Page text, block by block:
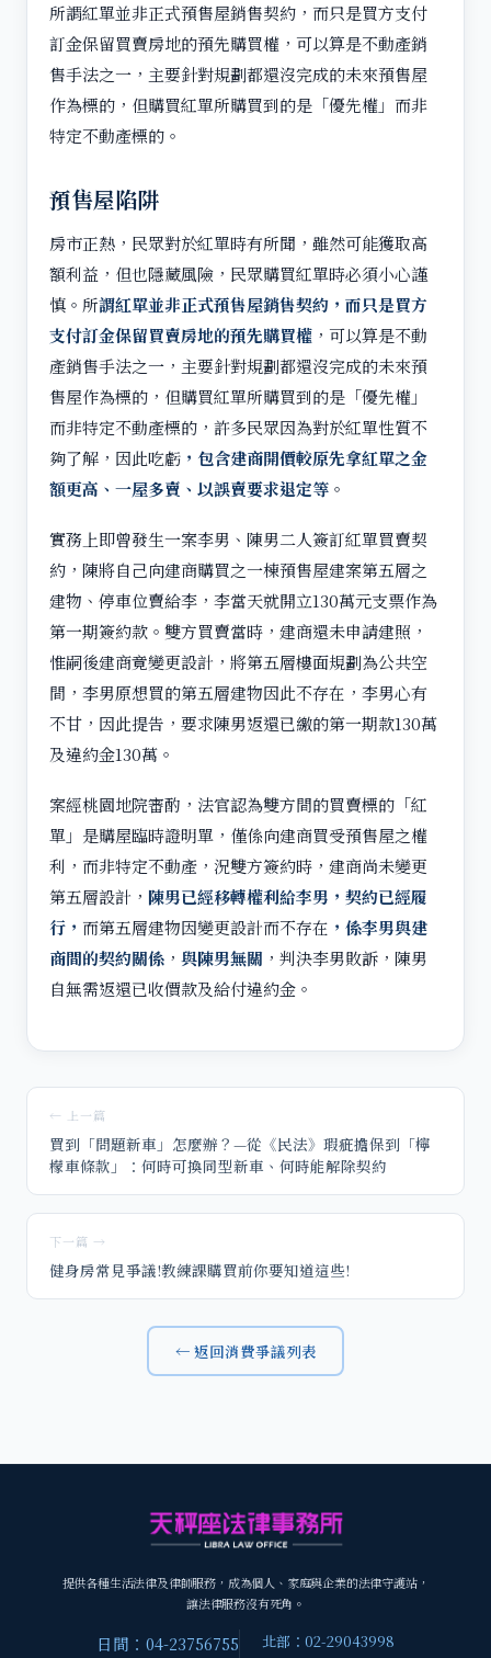
所謂紅單並非正式預售屋銷售契約，而只是買方支付
訂金保留買賣房地的預先購買權，可以算是不動產銷
售手法之一，主要針對規劃都還沒完成的未來預售屋
作為標的，但購買紅單所購買到的是「優先權」而非
特定不動產標的。
預售屋陷阱
房市正熱，民眾對於紅單時有所聞，雖然可能獲取高
額利益，但也隱藏風險，民眾購買紅單時必須小心謹
慎。所謂紅單並非正式預售屋銷售契約，而只是買方
支付訂金保留買賣房地的預先購買權 ，可以算是不動
產銷售手法之一，主要針對規劃都還沒完成的未來預
售屋作為標的，但購買紅單所購買到的是「優先權」
而非特定不動產標的，許多民眾因為對於紅單性質不
夠了解，因此吃虧 ，包含建商開價較原先拿紅單之金
額更高、一屋多賣、以誤賣要求退定等 。
實務上即曾發生一案李男、陳男二人簽訂紅單買賣契
約，陳將自己向建商購買之一棟預售屋建案第五層之
建物、停車位賣給李，李當天就開立130萬元支票作為
第一期簽約款。雙方買賣當時，建商還未申請建照，
惟嗣後建商竟變更設計，將第五層樓面規劃為公共空
間，李男原想買的第五層建物因此不存在，李男心有
不甘，因此提告，要求陳男返還已繳的第一期款130萬
及違約金130萬。
案經桃園地院審酌，法官認為雙方間的買賣標的「紅
單」是購屋臨時證明單，僅係向建商買受預售屋之權
利，而非特定不動產，況雙方簽約時，建商尚未變更
第五層設計， 陳男已經移轉權利給李男，契約已經履
行， 而第五層建物因變更設計而不存在 ，係李男與建
商間的契約關係 ， 與陳男無關 ，判決李男敗訴，陳男
自無需返還已收價款及給付違約金。
← 上一篇
買到「問題新車」怎麼辦？—從《民法》瑕疵擔保到「檸
檬車條款」：何時可換同型新車、何時能解除契約
下一篇 →
健身房常見爭議!教練課購買前你要知道這些!
← 返回消費爭議列表
提供各種生活法律及律師服務，成為個人、家庭與企業的法律守護站，
讓法律服務沒有死角。
日間：04-23756755
北部：02-29043998